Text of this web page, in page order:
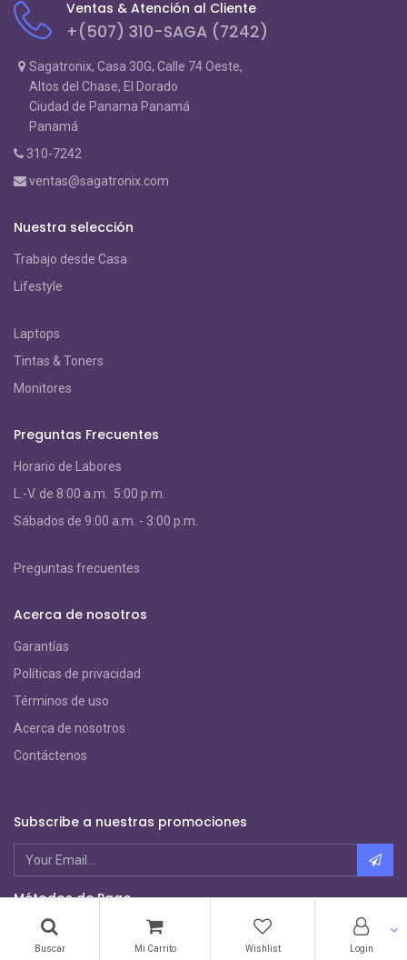
Buscar Mi Carrito Wishlist Login
Ventas & Atención al Cliente
+(507) 310-SAGA (7242)
Sagatronix, Casa 30G, Calle 74 Oeste,
Altos del Chase, El Dorado
Ciudad de Panama Panamá
Panamá
310-7242
ventas@sagatronix.com
Nuestra selección
Trabajo desde Casa
Lifestyle
Laptops
Tintas & Toners
Monitores
Preguntas Frecuentes
Horario de Labores
L.-V. de 8:00 a.m. 5:00 p.m.
Sábados de 9:00 a.m. - 3:00 p.m.
Preguntas frecuentes
Acerca de nosotros
Garantías
Políticas de privacidad
Términos de uso
Acerca de nosotros
Contáctenos
Subscribe a nuestras promociones
Métodos de Pago